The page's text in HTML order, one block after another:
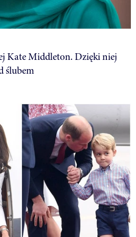
Kate Middleton. Dzięki niej
ślubem